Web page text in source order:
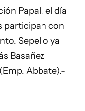
Papal, el día
participan con
Sepelio ya
Basañez
Abbate).-